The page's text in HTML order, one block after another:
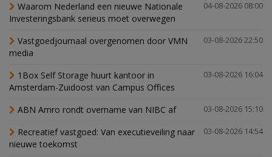
04-08-2026 08:00
Waarom Nederland een nieuwe Nationale
Investeringsbank serieus moet overwegen
03-08-2026 22:50
Vastgoedjournaal overgenomen door VMN
media
03-08-2026 16:04
1Box Self Storage huurt kantoor in
Amsterdam-Zuidoost van Campus Offices
03-08-2026 15:10
ABN Amro rondt overname van NIBC af
03-08-2026 14:54
Recreatief vastgoed: Van executieveiling naar
nieuwe toekomst